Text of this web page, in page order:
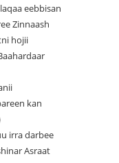
eebbisan
Zinnaash
hojii
kan
irra darbee
Asraat